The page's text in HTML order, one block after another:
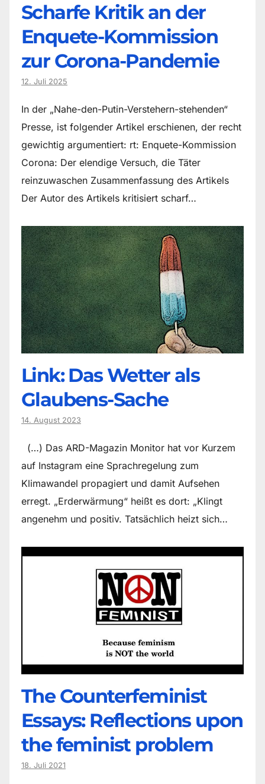
Scharfe Kritik an der
Enquete-Kommission
zur Corona-Pandemie
12. Juli 2025
In der „Nahe-den-Putin-Verstehern-stehenden“
Presse, ist folgender Artikel erschienen, der recht
gewichtig argumentiert: rt: Enquete-Kommission
Corona: Der elendige Versuch, die Täter
reinzuwaschen Zusammenfassung des Artikels
Der Autor des Artikels kritisiert scharf…
Link: Das Wetter als
Glaubens-Sache
14. August 2023
(…) Das ARD-Magazin Monitor hat vor Kurzem
auf Instagram eine Sprachregelung zum
Klimawandel propagiert und damit Aufsehen
erregt. „Erderwärmung“ heißt es dort: „Klingt
angenehm und positiv. Tatsächlich heizt sich…
The Counter­feminist
Essays: Reflections upon
the feminist problem
18. Juli 2021